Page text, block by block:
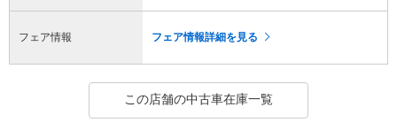
フェア情報 フェア情報詳細を見る
この店舗の中古車在庫一覧